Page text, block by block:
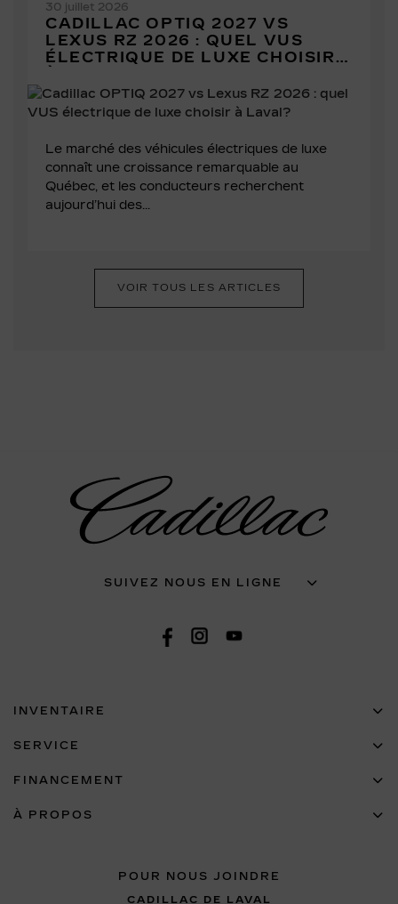
30 juillet 2026
CADILLAC OPTIQ 2027 VS
LEXUS RZ 2026 : QUEL VUS
ÉLECTRIQUE DE LUXE CHOISIR
Le marché des véhicules électriques de luxe
connaît une croissance remarquable au
Québec, et les conducteurs recherchent
aujourd’hui des...
VOIR TOUS LES ARTICLES
SUIVEZ NOUS EN LIGNE
POUR NOUS JOINDRE
CADILLAC DE LAVAL
INVENTAIRE
SERVICE
FINANCEMENT
À PROPOS